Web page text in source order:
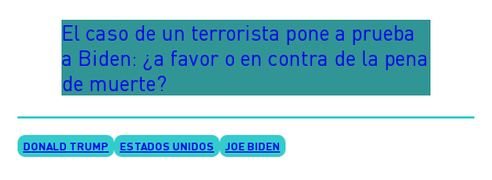
El caso de un terrorista pone a prueba
a Biden: ¿a favor o en contra de la pena
de muerte?
DONALD TRUMP ESTADOS UNIDOS JOE BIDEN